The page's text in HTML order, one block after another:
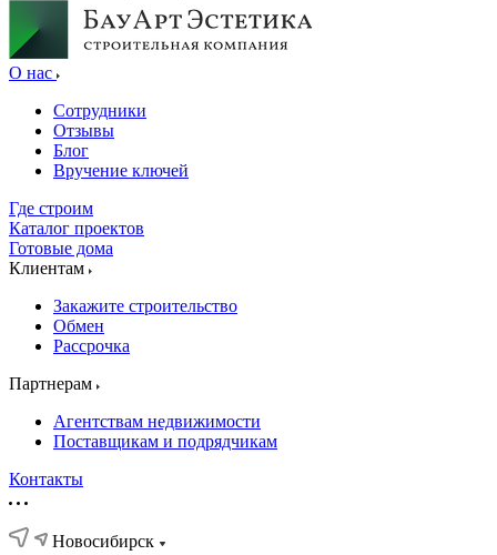
О нас
Сотрудники
Отзывы
Блог
Вручение ключей
Где строим
Каталог проектов
Готовые дома
Клиентам
Закажите строительство
Обмен
Рассрочка
Партнерам
Агентствам недвижимости
Поставщикам и подрядчикам
Контакты
Новосибирск